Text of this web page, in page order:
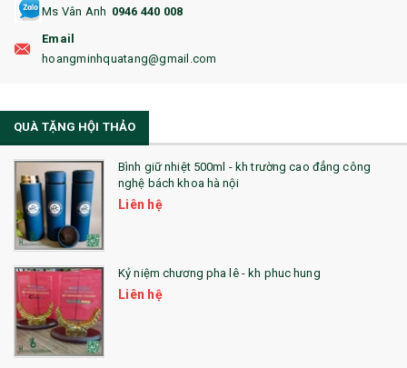
18. ẤM CHÉN QUÀ TẶNG
19. ĐỒNG HỒ TREO TƯỜNG
22. ĐỒNG HỒ ĐỂ BÀN
23. QÙA TẶNG ĐỘC ĐÁO
24. QÙA TẶNG PHA LÊ
25. QUÀ TẶNG GLASSLOCK
26. QUÀ TẶNG LUMINARC
28. BỘ ĐỒ ĂN CAO CẤP
29. MÓC KHOÁ
Ms Vân Anh 0946 440 008
Email
hoangminhquatang@gmail.com
QUÀ TẶNG HỘI THẢO
Bình giữ nhiệt 500ml - kh trường cao đẳng công
nghệ bách khoa hà nội
Liên hệ
Kỷ niệm chương pha lê - kh phuc hung
Liên hệ